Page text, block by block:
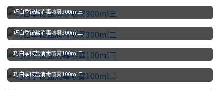
巧白季铵盐消毒喷雾300ml三
巧白季铵盐消毒喷雾300ml二
巧白季铵盐消毒喷雾100ml三
巧白季铵盐消毒喷雾100ml二